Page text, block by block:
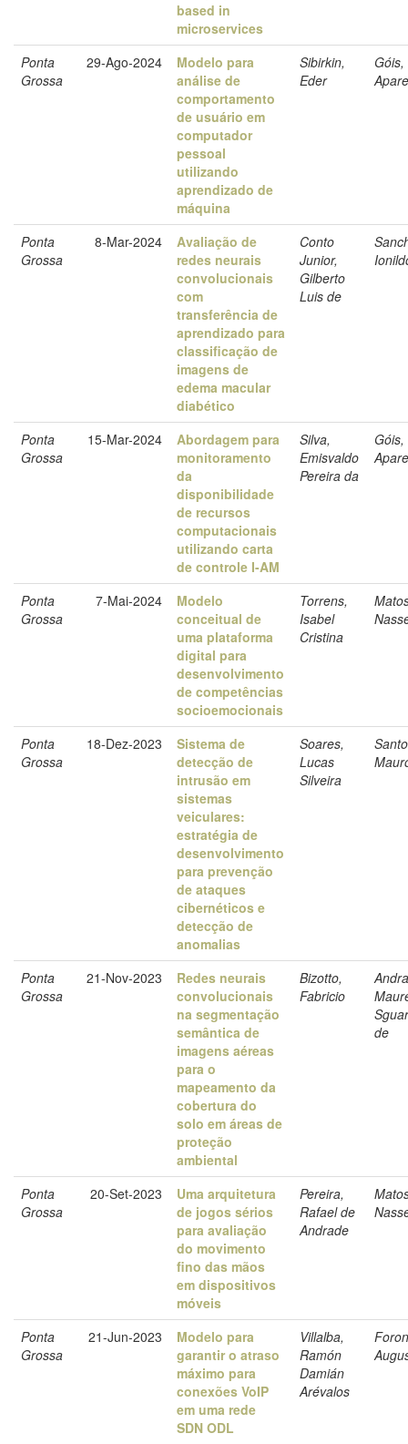
based in
microservices
Ponta
Grossa
29-Ago-2024
Modelo para
análise de
comportamento
de usuário em
computador
pessoal
utilizando
aprendizado de
máquina
Sibirkin,
Eder
Ponta
Grossa
8-Mar-2024
Avaliação de
redes neurais
convolucionais
com
transferência de
aprendizado para
classificação de
imagens de
edema macular
diabético
Conto
Junior,
Gilberto
Luis de
Ponta
Grossa
15-Mar-2024
Abordagem para
monitoramento
da
disponibilidade
de recursos
computacionais
utilizando carta
de controle I-AM
Silva,
Emisvaldo
Pereira da
Ponta
Grossa
7-Mai-2024
Modelo
conceitual de
uma plataforma
digital para
desenvolvimento
de competências
socioemocionais
Torrens,
Isabel
Cristina
Ponta
Grossa
18-Dez-2023
Sistema de
detecção de
intrusão em
sistemas
veiculares:
estratégia de
desenvolvimento
para prevenção
de ataques
cibernéticos e
detecção de
anomalias
Soares,
Lucas
Silveira
Ponta
Grossa
21-Nov-2023
Redes neurais
convolucionais
na segmentação
semântica de
imagens aéreas
para o
mapeamento da
cobertura do
solo em áreas de
proteção
ambiental
Bizotto,
Fabricio
de
Ponta
Grossa
20-Set-2023
Uma arquitetura
de jogos sérios
para avaliação
do movimento
fino das mãos
em dispositivos
móveis
Pereira,
Rafael de
Andrade
Ponta
Grossa
21-Jun-2023
Modelo para
garantir o atraso
máximo para
conexões VoIP
em uma rede
SDN ODL
Villalba,
Ramón
Damián
Arévalos